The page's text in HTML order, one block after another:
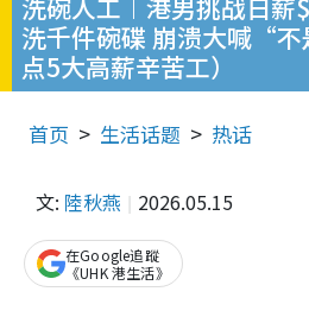
洗碗人工︱港男挑战日薪
洗千件碗碟 崩溃大喊“
点5大高薪辛苦工）
首页 生活话题 热话
文: 陸秋燕 2026.05.15
在Google追蹤
《UHK 港生活》